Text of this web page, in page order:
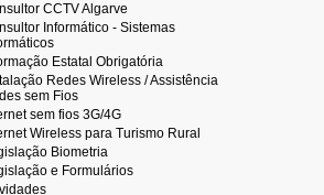
CCTV Algarve
Informático - Sistemas
Estatal Obrigatória
Redes Wireless / Assistência
sem Fios
sem fios 3G/4G
Wireless para Turismo Rural
Biometria
e Formulários